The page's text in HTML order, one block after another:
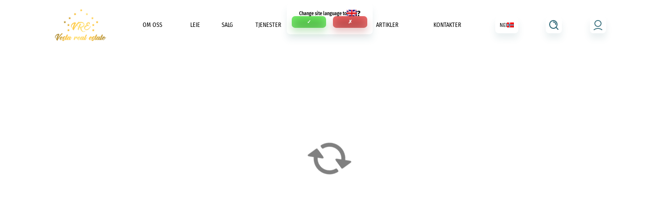
Change site language to ?
✓ ✗
OM OSS LEIE SALG TJENESTER INNBETALING ARTIKLER KONTAKTER NEI